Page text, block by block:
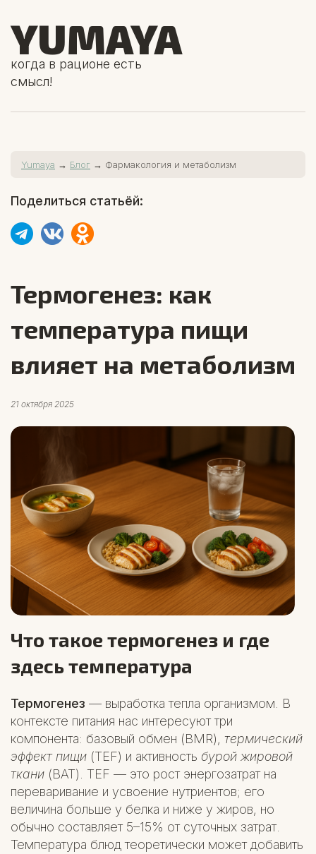
YUMAYA
когда в рационе есть
смысл!
Yumaya → Блог → Фармакология и метаболизм
Поделиться статьёй:
Термогенез: как
температура пищи
влияет на метаболизм
21 октября 2025
Что такое термогенез и где
здесь температура
Термогенез — выработка тепла организмом. В
контексте питания нас интересуют три
компонента: базовый обмен (BMR), термический
эффект пищи (TEF) и активность бурой жировой
ткани (BAT). TEF — это рост энергозатрат на
переваривание и усвоение нутриентов; его
величина больше у белка и ниже у жиров, но
обычно составляет 5–15% от суточных затрат.
Температура блюд теоретически может добавить